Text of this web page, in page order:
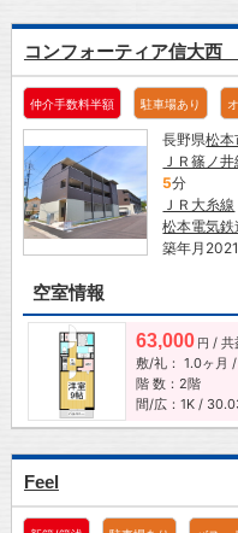
コンフォーティア信大
仲介手数料半額 駐車場あり
長野県松本
ＪＲ篠ノ井
5分
ＪＲ大糸線
松本電気
築年月
空室情報
63,000 円 / 共
敷/礼： 1.0ヶ月 /
階 数：2階
間/広：1K /
Feel